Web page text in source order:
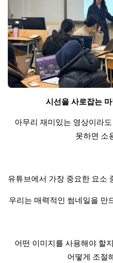
시선을 사로잡는
아무리 재미있는 영상이라
못하면 소
유튜브에서 가장 중요한 요소
우리는 매력적인 썸네일을 만
어떤 이미지를 사용해야 할
어떻게 조절